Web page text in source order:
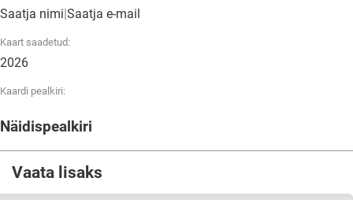
Saatja nimi|Saatja e-mail
Kaart saadetud:
2026
Kaardi pealkiri:
Näidispealkiri
Vaata lisaks